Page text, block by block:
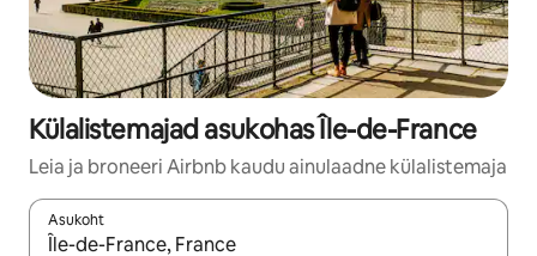
Külalistemajad asukohas Île-de-France
Leia ja broneeri Airbnb kaudu ainulaadne külalistemaja
Asukoht
Kui tulemused on kuvatud, liigu ekraanil nooleklahvidega või